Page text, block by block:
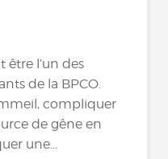
l’un des
de la BPCO.
compliquer
de gêne en
une...